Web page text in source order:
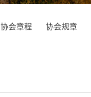
协会章程 协会规章